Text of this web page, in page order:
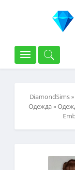
DiamondSims»
Одежда»